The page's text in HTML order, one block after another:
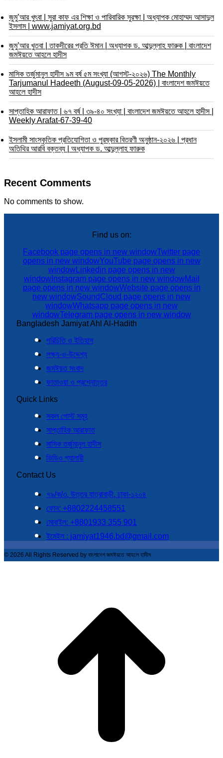
জুমু’আর খুৎবা | সুরা কাফ এর শিক্ষা ও পারিবারিক সুরক্ষা | অধ্যাপক মোহাম্মদ আসাদুল
ইসলাম | www.jamiyat.org.bd
জুমু’আর খুতবা | তাকদীরের প্রতি ঈমান | অধ্যাপক ড. আব্দুল্লাহ ফারুক | বাংলাদেশ
জমঈয়তে আহলে হাদীস
মাসিক তর্জুমানুল হাদীস ৯ম বর্ষ ৫ম সংখ্যা (আগস্ট-২০২৬) The Monthly
Tarjumanul Hadeeth (August-09-05-2026) | বাংলাদেশ জমঈয়তে
আহলে হাদীস
সাপ্তাহিক আরাফাত | ৬৭ বর্ষ | ৩৯-৪০ সংখ্যা | বাংলাদেশ জমঈয়তে আহলে হাদীস |
Weekly Arafat-67-39-40
ইসলামী সাংস্কৃতিক প্রতিযোগিতা ও পুরষ্কার বিতরণী অনুষ্ঠান-২০২৬ | প্রধান
অতিথির আরবি বক্তব্য | অধ্যাপক ড. আব্দুল্লাহ ফারুক
Recent Comments
No comments to show.
Find us on:
Facebook page opens in new windowTwitter page
opens in new windowYouTube page opens in new
windowLinkedin page opens in new
windowInstagram page opens in new windowMail
page opens in new windowWebsite page opens in
new windowSoundCloud page opens in new
windowWhatsapp page opens in new
windowTelegram page opens in new window
Bangladesh Jamiyat Ahl Al-Hadith
পরিচিতি ও ইতিহাস
লক্ষ্য-ও-উদ্দেশ্য
জমঈয়ত সংবাদ
ফাতাওয়া ও প্রশ্নোত্তর
Quick Links
সকল পোস্ট সমূহ
সাপ্তাহিক আরাফাত
মাসিক তর্জুমানুল হাদীস
ভিডিও গ্যালারী
Contact Us
৭৯/ক/৩, উত্তর যাত্রাবাড়ী, ঢাকা-১২০৪
ফোন: +8802224458551
মোবাইল: +8801933 355 901
ইমেইল : jamiyat1946.bd@gmail.com
© 2026 All Rights Reserved by বাংলাদেশ জমঈয়তে আহলে হাদীস